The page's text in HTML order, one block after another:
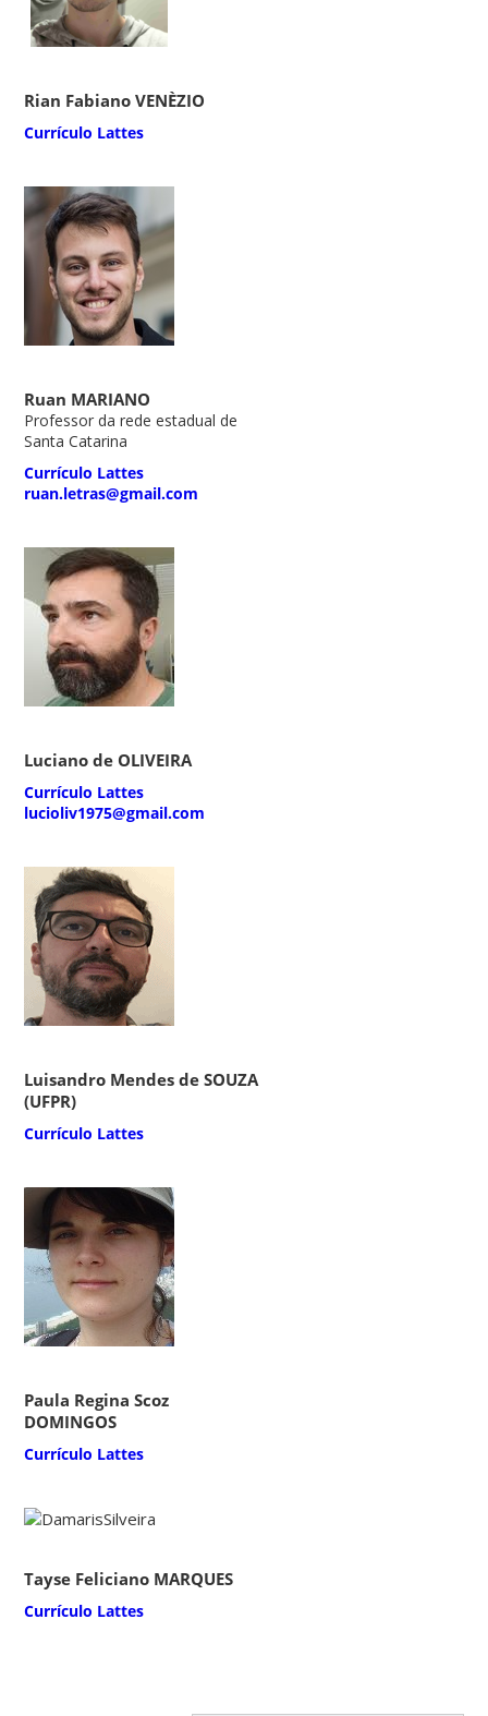
Rian Fabiano VENÈZIO
Currículo Lattes
Ruan MARIANO
Professor da rede estadual de
Santa Catarina
Currículo Lattes
ruan.letras@gmail.com
Luciano de OLIVEIRA
Currículo Lattes
lucioliv1975@gmail.com
Luisandro Mendes de SOUZA
(UFPR)
Currículo Lattes
Paula Regina Scoz
DOMINGOS
Currículo Lattes
Tayse Feliciano MARQUES
Currículo Lattes